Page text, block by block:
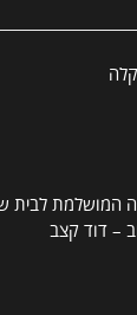
המושלמת לבית
– דוד קצב